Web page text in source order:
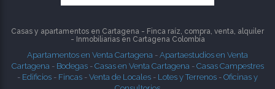
Casas y apartamentos en Cartagena - Finca raíz, compra, venta, alquiler
- Inmobiliarias en Cartagena Colombia
Apartamentos en Venta Cartagena - Apartaestudios en Venta
Cartagena - Bodegas- Casas en Venta Cartagena - Casas Campestres
- Edificios - Fincas - Venta de Locales - Lotes y Terrenos - Oficinas y